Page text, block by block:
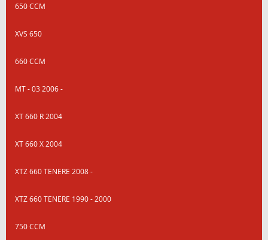
650 CCM
XVS 650
660 CCM
MT - 03 2006 -
XT 660 R 2004
XT 660 X 2004
XTZ 660 TENERE 2008 -
XTZ 660 TENERE 1990 - 2000
750 CCM